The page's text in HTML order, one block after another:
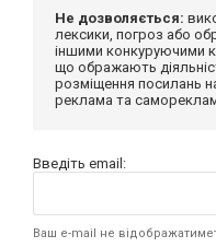
Не дозволяється:
лексики, погроз або
іншими конкуруючими
що ображають
розміщення посилань
реклама та
Введіть email:
Ваш e-mail не